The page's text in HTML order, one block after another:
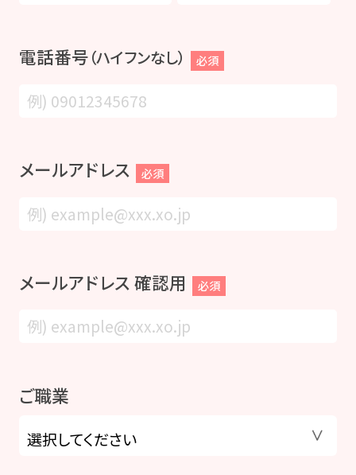
電話番号（ハイフンなし） 必須
メールアドレス 必須
メールアドレス 確認用 必須
ご職業